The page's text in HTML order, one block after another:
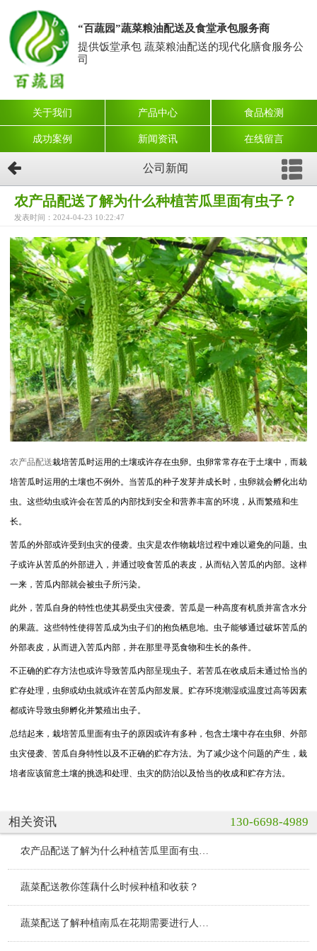
“百蔬园”蔬菜粮油配送及食堂承包服务商
提供饭堂承包 蔬菜粮油配送的现代化膳食服务公
司
关于我们 产品中心 食品检测
成功案例 新闻资讯 在线留言
公司新闻
农产品配送了解为什么种植苦瓜里面有虫子？
发表时间：2024-04-23 10:22:47
农产品配送栽培苦瓜时运用的土壤或许存在虫卵。虫卵常常存在于土壤中，而栽
培苦瓜时运用的土壤也不例外。当苦瓜的种子发芽并成长时，虫卵就会孵化出幼
虫。这些幼虫或许会在苦瓜的内部找到安全和营养丰富的环境，从而繁殖和生
长。
苦瓜的外部或许受到虫灾的侵袭。虫灾是农作物栽培过程中难以避免的问题。虫
子或许从苦瓜的外部进入，并通过咬食苦瓜的表皮，从而钻入苦瓜的内部。这样
一来，苦瓜内部就会被虫子所污染。
此外，苦瓜自身的特性也使其易受虫灾侵袭。苦瓜是一种高度有机质并富含水分
的果蔬。这些特性使得苦瓜成为虫子们的抱负栖息地。虫子能够通过破坏苦瓜的
外部表皮，从而进入苦瓜内部，并在那里寻觅食物和生长的条件。
不正确的贮存方法也或许导致苦瓜内部呈现虫子。若苦瓜在收成后未通过恰当的
贮存处理，虫卵或幼虫就或许在苦瓜内部发展。贮存环境潮湿或温度过高等因素
都或许导致虫卵孵化并繁殖出虫子。
总结起来，栽培苦瓜里面有虫子的原因或许有多种，包含土壤中存在虫卵、外部
虫灾侵袭、苦瓜自身特性以及不正确的贮存方法。为了减少这个问题的产生，栽
培者应该留意土壤的挑选和处理、虫灾的防治以及恰当的收成和贮存方法。
相关资讯 130-6698-4989
农产品配送了解为什么种植苦瓜里面有虫子？
蔬菜配送教你莲藕什么时候种植和收获？
蔬菜配送了解种植南瓜在花期需要进行人工授粉吗？